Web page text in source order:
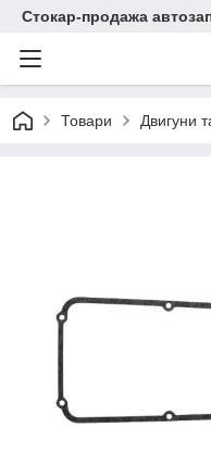
Стокар-продажа
Товари Двигуни